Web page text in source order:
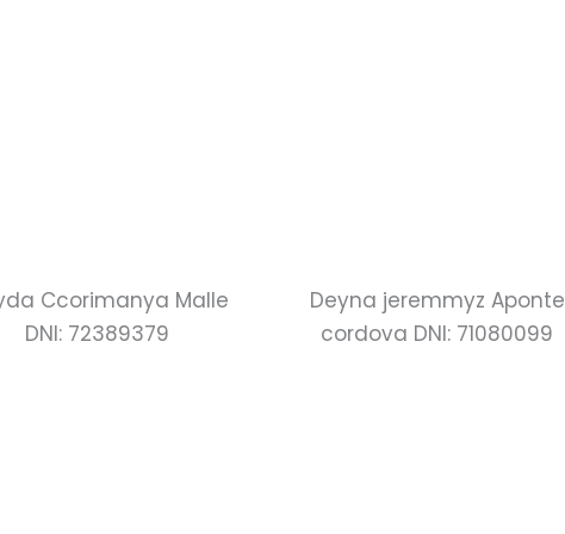
Ccorimanya Malle
DNI: 72389379
Deyna jeremmyz Aponte
cordova DNI: 71080099